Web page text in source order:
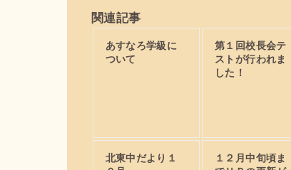
関連記事
あすなろ学級に
ついて
第１回校長会テ
ストが行われま
した！
北東中だより１
１２月中旬頃ま